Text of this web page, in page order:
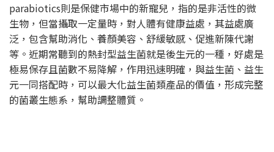
parabiotics則是保健市場中的新寵兒，指的是非活性的微
生物，但當攝取一定量時，對人體有健康益處，其益處廣
泛，包含幫助消化、養顏美容、舒緩敏感、促進新陳代謝
等。近期常聽到的熱封型益生菌就是後生元的一種，好處是
極易保存且菌數不易降解，作用迅速明確，與益生菌、益生
元一同搭配時，可以最大化益生菌類產品的價值，形成完整
的菌叢生態系，幫助調整體質。